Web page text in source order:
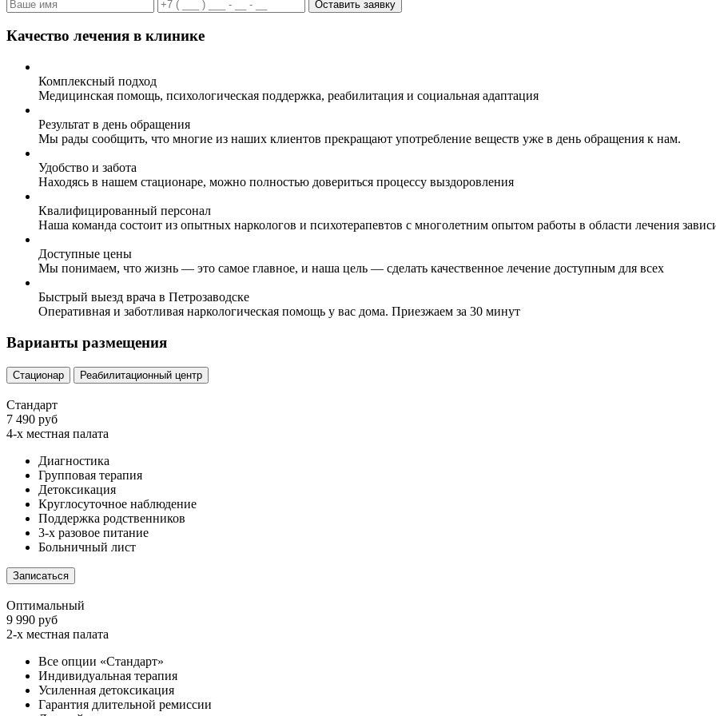
Оставить заявку
Качество лечения в клинике
Комплексный подход
Медицинская помощь, психологическая поддержка, реабилитация и социальная адаптация
Результат в день обращения
Мы рады сообщить, что многие из наших клиентов прекращают употребление веществ уже в день обращения к нам.
Удобство и забота
Находясь в нашем стационаре, можно полностью довериться процессу выздоровления
Квалифицированный персонал
Наша команда состоит из опытных наркологов и психотерапевтов с многолетним опытом работы в области лечения
Доступные цены
Мы понимаем, что жизнь — это самое главное, и наша цель — сделать качественное лечение доступным для всех
Быстрый выезд врача в Петрозаводске
Оперативная и заботливая наркологическая помощь у вас дома. Приезжаем за 30 минут
Варианты размещения
Стационар Реабилитационный центр
Стандарт
7 490 руб
4-х местная палата
Диагностика
Групповая терапия
Детоксикация
Круглосуточное наблюдение
Поддержка родственников
3-х разовое питание
Больничный лист
Записаться
Оптимальный
9 990 руб
2-х местная палата
Все опции «Стандарт»
Индивидуальная терапия
Усиленная детоксикация
Гарантия длительной ремиссии